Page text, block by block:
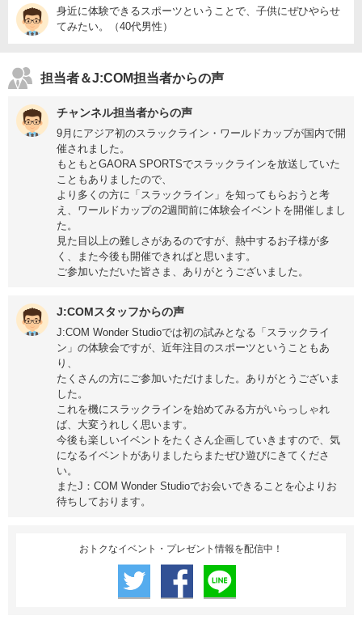
身近に体験できるスポーツということで、子供にぜひやらせ
てみたい。（40代男性）
担当者＆J:COM担当者からの声
チャンネル担当者からの声
9月にアジア初のスラックライン・ワールドカップが国内で開
催されました。
もともとGAORA SPORTSでスラックラインを放送していた
こともありましたので、
より多くの方に「スラックライン」を知ってもらおうと考
え、ワールドカップの2週間前に体験会イベントを開催しまし
た。
見た目以上の難しさがあるのですが、熱中するお子様が多
く、また今後も開催できればと思います。
ご参加いただいた皆さま、ありがとうございました。
J:COMスタッフからの声
J:COM Wonder Studioでは初の試みとなる「スラックライ
ン」の体験会ですが、近年注目のスポーツということもあ
り、
たくさんの方にご参加いただけました。ありがとうございま
した。
これを機にスラックラインを始めてみる方がいらっしゃれ
ば、大変うれしく思います。
今後も楽しいイベントをたくさん企画していきますので、気
になるイベントがありましたらまたぜひ遊びにきてくださ
い。
またJ：COM Wonder Studioでお会いできることを心よりお
待ちしております。
おトクなイベント・プレゼント情報を配信中！